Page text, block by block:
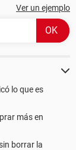
Ver un ejemplo
lo que es
más en
borrar la